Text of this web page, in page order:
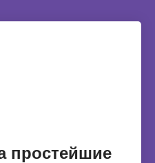
простейшие